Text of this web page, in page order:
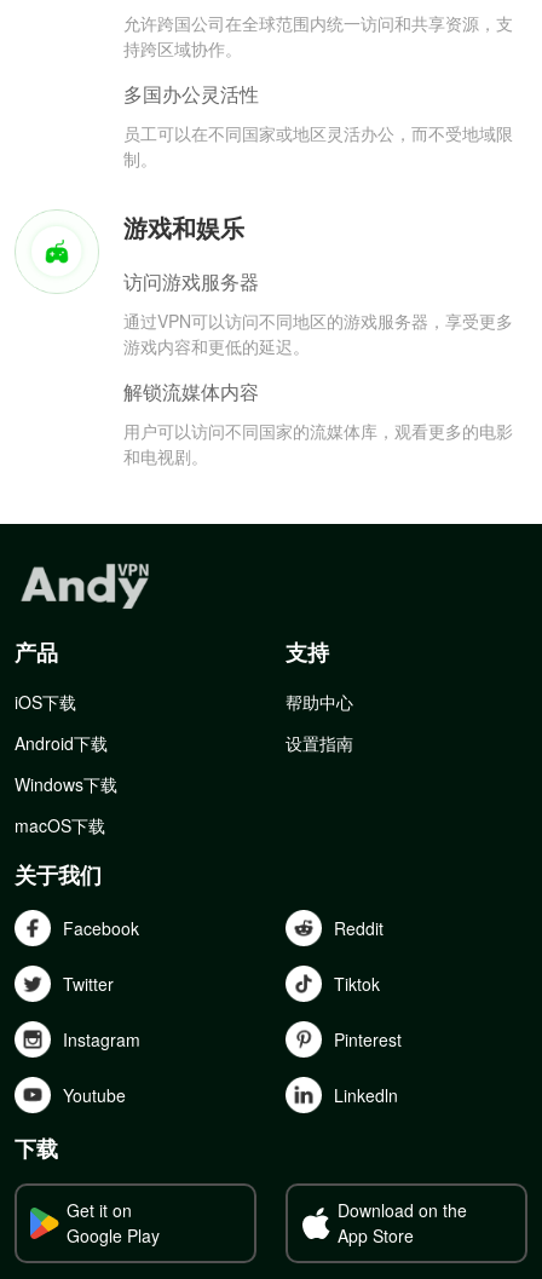
允许跨国公司在全球范围内统一访问和共享资源，支
持跨区域协作。
多国办公灵活性
员工可以在不同国家或地区灵活办公，而不受地域限
制。
游戏和娱乐
访问游戏服务器
通过VPN可以访问不同地区的游戏服务器，享受更多
游戏内容和更低的延迟。
解锁流媒体内容
用户可以访问不同国家的流媒体库，观看更多的电影
和电视剧。
产品
iOS下载
Android下载
Windows下载
macOS下载
支持
帮助中心
设置指南
关于我们
Facebook Reddit
Twitter Tiktok
Instagram Pinterest
Youtube Linkedln
下载
Get it on
Google Play
Download on the
App Store